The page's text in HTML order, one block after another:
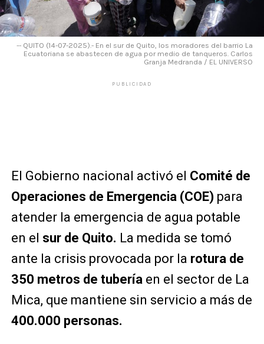
-- QUITO (14-07-2025).- En el sur de Quito, los moradores del barrio La
Ecuatoriana se abastecen de agua por medio de tanqueros. Carlos
Granja Medranda / EL UNIVERSO
PUBLICIDAD
El Gobierno nacional activó el Comité de
Operaciones de Emergencia (COE) para
atender la emergencia de agua potable
en el sur de Quito. La medida se tomó
ante la crisis provocada por la rotura de
350 metros de tubería en el sector de La
Mica, que mantiene sin servicio a más de
400.000 personas.